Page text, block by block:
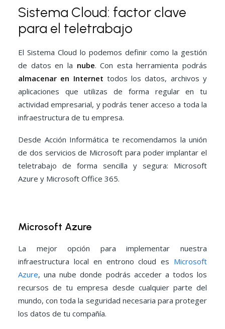
Sistema Cloud: factor clave
para el teletrabajo
El Sistema Cloud lo podemos definir como la gestión
de datos en la nube. Con esta herramienta podrás
almacenar en Internet todos los datos, archivos y
aplicaciones que utilizas de forma regular en tu
actividad empresarial, y podrás tener acceso a toda la
infraestructura de tu empresa.
Desde Acción Informática te recomendamos la unión
de dos servicios de Microsoft para poder implantar el
teletrabajo de forma sencilla y segura: Microsoft
Azure y Microsoft Office 365.
Microsoft Azure
La mejor opción para implementar nuestra
infraestructura local en entrono cloud es Microsoft
Azure, una nube donde podrás acceder a todos los
recursos de tu empresa desde cualquier parte del
mundo, con toda la seguridad necesaria para proteger
los datos de tu compañía.